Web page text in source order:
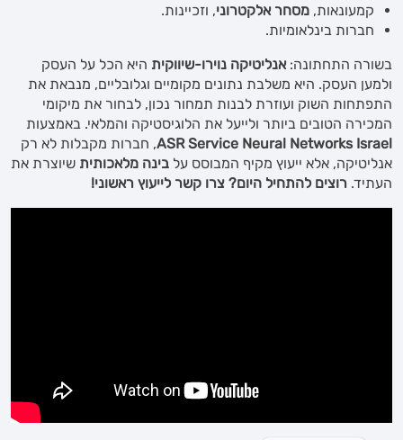
קמעונאות, מסחר אלקטרוני, וזכיינות.
חברות בינלאומיות.
בשורה התחתונה:אנליטיקה נוירו-שיווקית היא הכל על העסק
ולמען העסק. היא משלבת נתונים מקומיים וגלובליים, מנבאת את
התפתחות השוק ועוזרת לבנות תמחור נכון, לבחור את מיקומי
המכירה הטובים ביותר ולייעל את הלוגיסטיקה והמלאי. באמצעות
ASR Service Neural Networks Israel, חברות מקבלות לא רק
אנליטיקה, אלא ייעוץ מקיף המבוסס על בינה מלאכותית שיוצרת את
העתיד. רוצים להתחיל היום? צרו קשר לייעוץ ראשוני!